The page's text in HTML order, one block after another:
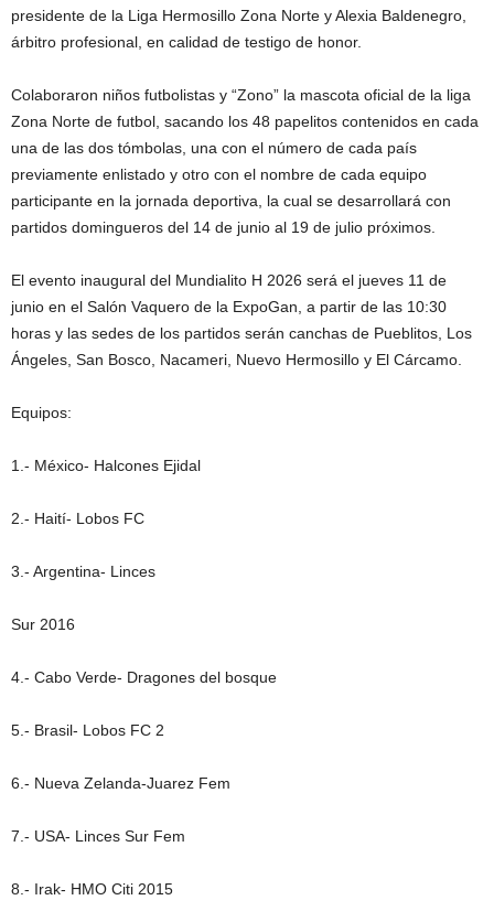
presidente de la Liga Hermosillo Zona Norte y Alexia Baldenegro,
árbitro profesional, en calidad de testigo de honor.
Colaboraron niños futbolistas y “Zono” la mascota oficial de la liga
Zona Norte de futbol, sacando los 48 papelitos contenidos en cada
una de las dos tómbolas, una con el número de cada país
previamente enlistado y otro con el nombre de cada equipo
participante en la jornada deportiva, la cual se desarrollará con
partidos domingueros del 14 de junio al 19 de julio próximos.
El evento inaugural del Mundialito H 2026 será el jueves 11 de
junio en el Salón Vaquero de la ExpoGan, a partir de las 10:30
horas y las sedes de los partidos serán canchas de Pueblitos, Los
Ángeles, San Bosco, Nacameri, Nuevo Hermosillo y El Cárcamo.
Equipos:
1.- México- Halcones Ejidal
2.- Haití- Lobos FC
3.- Argentina- Linces
Sur 2016
4.- Cabo Verde- Dragones del bosque
5.- Brasil- Lobos FC 2
6.- Nueva Zelanda-Juarez Fem
7.- USA- Linces Sur Fem
8.- Irak- HMO Citi 2015